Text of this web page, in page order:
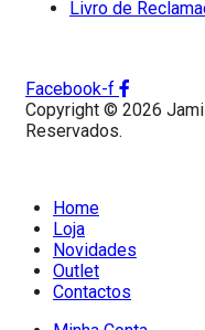
Livro de
Facebook-f
Copyright © 2026
Reservados.
Home
Loja
Novidades
Outlet
Contactos